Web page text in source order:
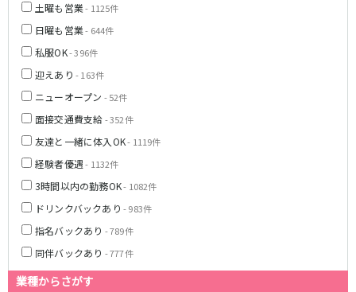
土曜も営業- 1125件
日曜も営業- 644件
私服OK- 396件
迎えあり - 163件
ニューオープン - 52件
面接交通費支給- 352件
友達と一緒に体入OK- 1119件
経験者優遇- 1132件
3時間以内の勤務OK- 1082件
ドリンクバックあり - 983件
指名バックあり - 789件
同伴バックあり - 777件
業種からさがす
土浦
つくば
茨城県南
神栖・鹿嶋
北茨城
群馬県
高崎
館林
桐生
該当求人 0
淡路町駅
四谷三丁目駅
JR京浜東北線
新橋駅
上野駅
川崎駅
横浜駅
秋葉原駅
桜木町駅
蕨駅
川口駅
品川駅